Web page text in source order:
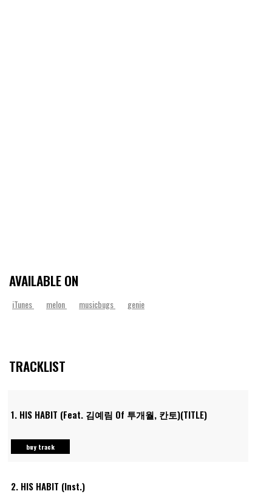
AVAILABLE ON
iTunes melon musicbugs genie
TRACKLIST
1. HIS HABIT (Feat. 김예림 Of 투개월, 칸토)(TITLE)
buy track
2. HIS HABIT (Inst.)